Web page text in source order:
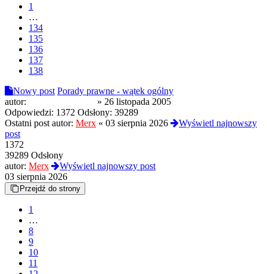
1
…
134
135
136
137
138
Nowy post Porady prawne - wątek ogólny
autor:
» 26 listopada 2005
Odpowiedzi: 1372 Odsłony: 39289
Ostatni post autor: Merx « 03 sierpnia 2026
Wyświetl najnowszy
post
1372
39289 Odsłony
autor: Merx
Wyświetl najnowszy post
03 sierpnia 2026
Przejdź do strony
1
…
8
9
10
11